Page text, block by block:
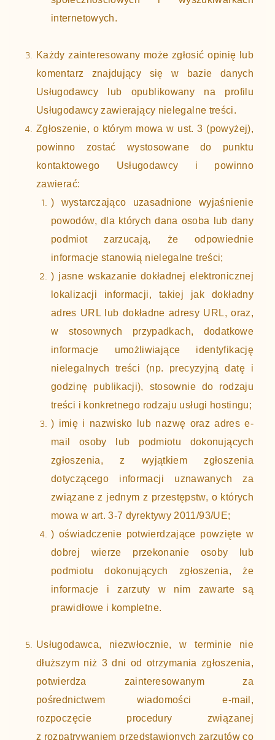
internetowych.
Każdy zainteresowany może zgłosić opinię lub
komentarz znajdujący się w bazie danych
Usługodawcy lub opublikowany na profilu
Usługodawcy zawierający nielegalne treści.
Zgłoszenie, o którym mowa w ust. 3 (powyżej),
powinno zostać wystosowane do punktu
kontaktowego Usługodawcy i powinno
zawierać:
) wystarczająco uzasadnione wyjaśnienie
powodów, dla których dana osoba lub dany
podmiot zarzucają, że odpowiednie
informacje stanowią nielegalne treści;
) jasne wskazanie dokładnej elektronicznej
lokalizacji informacji, takiej jak dokładny
adres URL lub dokładne adresy URL, oraz,
w stosownych przypadkach, dodatkowe
informacje umożliwiające identyfikację
nielegalnych treści (np. precyzyjną datę i
godzinę publikacji), stosownie do rodzaju
treści i konkretnego rodzaju usługi hostingu;
) imię i nazwisko lub nazwę oraz adres e-
mail osoby lub podmiotu dokonujących
zgłoszenia, z wyjątkiem zgłoszenia
dotyczącego informacji uznawanych za
związane z jednym z przestępstw, o których
mowa w art. 3-7 dyrektywy 2011/93/UE;
) oświadczenie potwierdzające powzięte w
dobrej wierze przekonanie osoby lub
podmiotu dokonujących zgłoszenia, że
informacje i zarzuty w nim zawarte są
prawidłowe i kompletne.
Usługodawca, niezwłocznie, w terminie nie
dłuższym niż 3 dni od otrzymania zgłoszenia,
potwierdza zainteresowanym za
pośrednictwem wiadomości e-mail,
rozpoczęcie procedury związanej
z rozpatrywaniem przedstawionych zarzutów co